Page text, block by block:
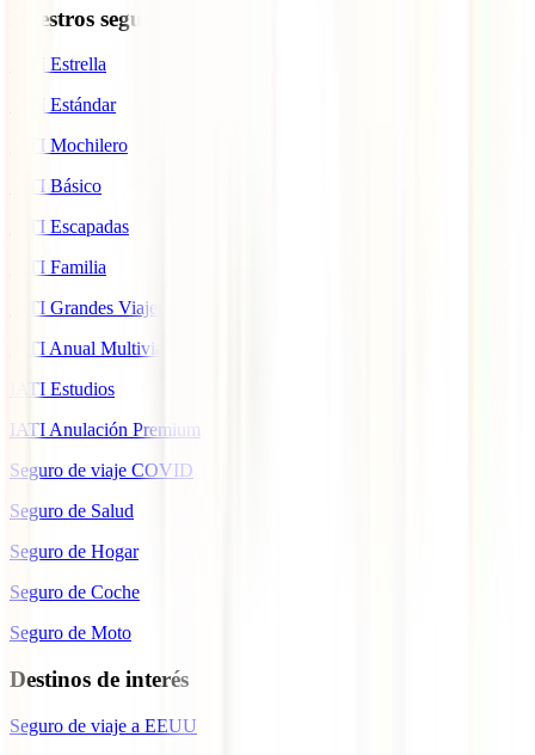
Nuestros seguros
IATI Estrella
IATI Estándar
IATI Mochilero
IATI Básico
IATI Escapadas
IATI Familia
IATI Grandes Viajeros
IATI Anual Multiviaje
IATI Estudios
IATI Anulación Premium
Seguro de viaje COVID
Seguro de Salud
Seguro de Hogar
Seguro de Coche
Seguro de Moto
Destinos de interés
Seguro de viaje a EEUU